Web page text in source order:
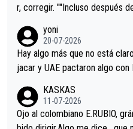
r, corregir. ""Incluso después
permaneció pegado a su
a que era capaz de controlar
yoni
20-07-2026
Hay algo más que no está
jacar y UAE pactaron algo con
i sin pedalear, luego está el
mano de una manera muy
es en el hombro con que
KASKAS
11-07-2026
Ojo al colombiano E.RUBIO,